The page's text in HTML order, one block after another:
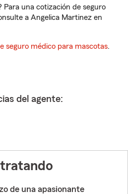
Para una cotización de seguro
a Angelica Martinez en
seguro médico para mascotas.
del agente:
de una apasionante